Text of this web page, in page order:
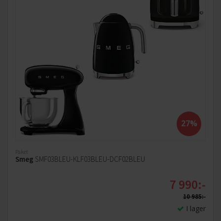
27%
Paket
Smeg SMF03BLEU-KLF03BLEU-DCF02BLEU
7 990:-
10 985:-
I lager